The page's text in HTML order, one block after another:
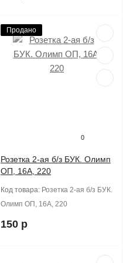
Продано
0
Розетка 2-ая б/з БУК. Олимп
ОП, 16А, 220
Код товара: Розетка 2-ая б/з БУК.
Олимп ОП, 16А, 220
150 р